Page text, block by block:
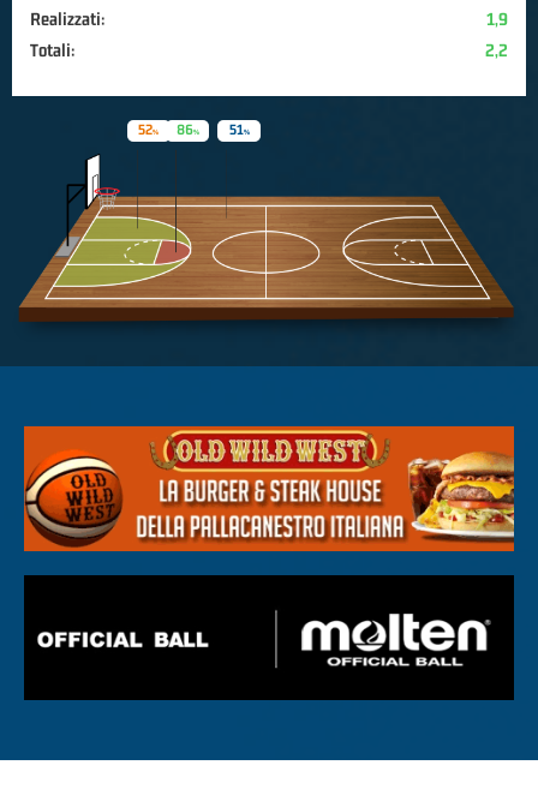
Realizzati:
1,9
Totali:
2,2
86
52 51